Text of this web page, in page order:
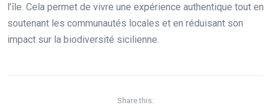
l’île. Cela permet de vivre une expérience authentique tout en
soutenant les communautés locales et en réduisant son
impact sur la biodiversité sicilienne.
Share this: